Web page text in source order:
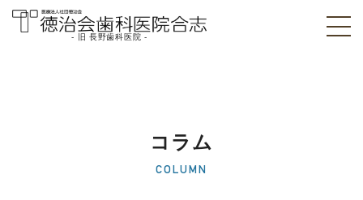
医院]｜熊本県合志
- 旧 長野歯科医院 -
コラム
COLUMN